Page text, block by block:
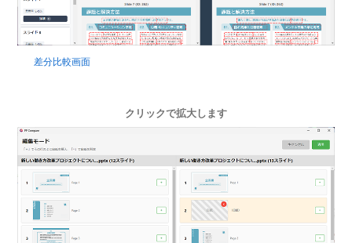
差分比較画面
クリックで拡大します